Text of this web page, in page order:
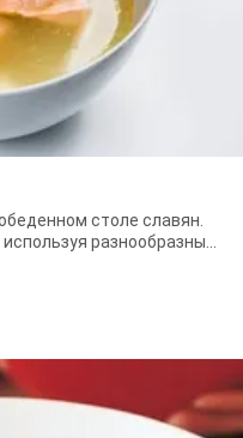
столе славян.
разнообразные
...